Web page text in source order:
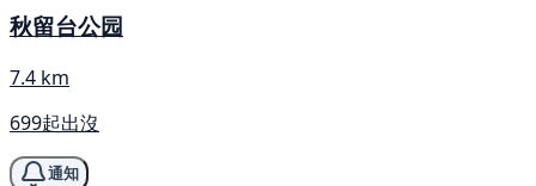
秋留台公园
7.4 km
699起出沒
通知